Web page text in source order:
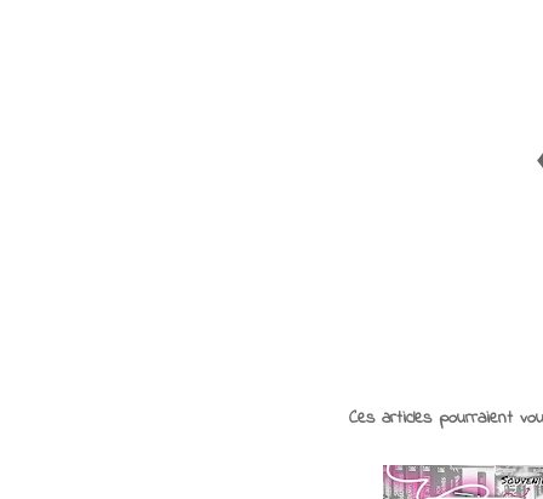
Ces articles pourraient